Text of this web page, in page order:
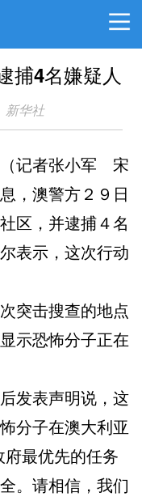
捕4名嫌疑人
新华社
记者张小军 宋
，澳警方２９日
区，并逮捕４名
表示，这次行动
突击搜查的地点
示恐怖分子正在
发表声明说，这
分子在澳大利亚
最优先的任务
。请相信，我们